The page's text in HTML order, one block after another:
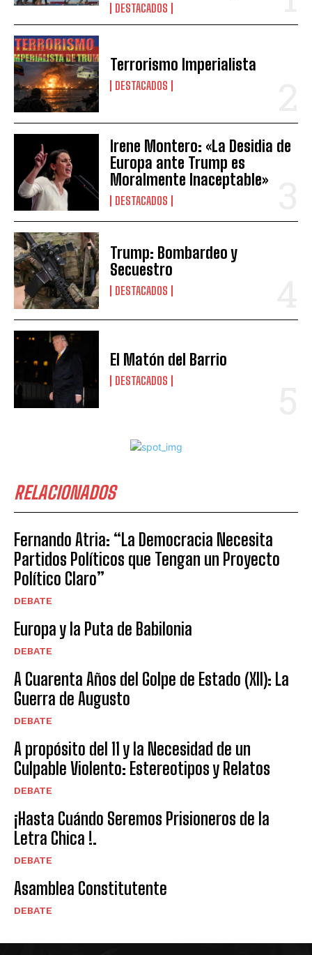
DESTACADOS
Terrorismo Imperialista
DESTACADOS
Irene Montero: «La Desidia de
Europa ante Trump es
Moralmente Inaceptable»
DESTACADOS
Trump: Bombardeo y
Secuestro
DESTACADOS
El Matón del Barrio
DESTACADOS
RELACIONADOS
Fernando Atria: “La Democracia Necesita
Partidos Políticos que Tengan un Proyecto
Político Claro”
DEBATE
Europa y la Puta de Babilonia
DEBATE
A Cuarenta Años del Golpe de Estado (XII): La
Guerra de Augusto
DEBATE
A propósito del 11 y la Necesidad de un
Culpable Violento: Estereotipos y Relatos
DEBATE
¡Hasta Cuándo Seremos Prisioneros de la
Letra Chica !.
DEBATE
Asamblea Constitutente
DEBATE